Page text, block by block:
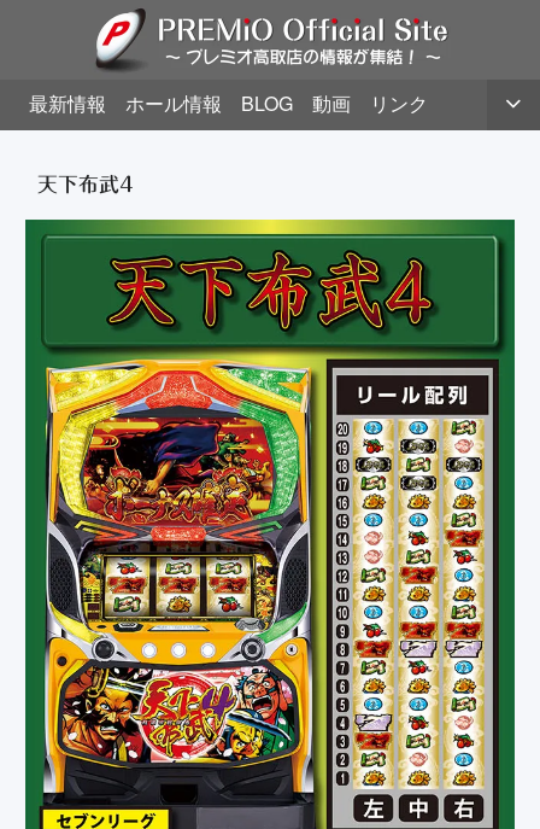
最新情報 ホール情報 BLOG 動画 リンク
天下布武4